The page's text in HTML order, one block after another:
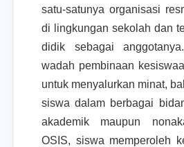
satu-satunya organisasi
di lingkungan sekolah dan
didik sebagai
wadah pembinaan
untuk menyalurkan minat,
siswa dalam berbagai
akademik maupun
OSIS, siswa memperoleh